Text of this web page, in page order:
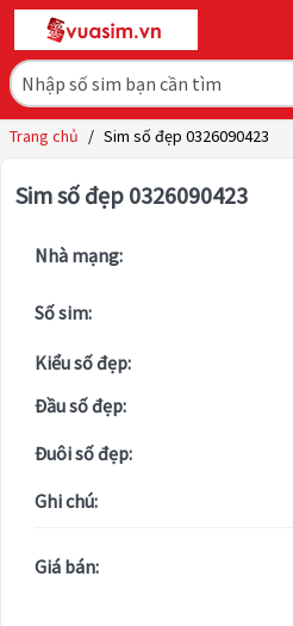
Trang chủ / Sim số đẹp 0326090423
Sim số đẹp 0326090423
Nhà mạng:
Số sim:
Kiểu số đẹp:
Đầu số đẹp:
Đuôi số đẹp:
Ghi chú:
Giá bán: